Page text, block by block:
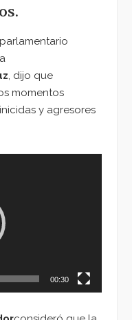
, dijo que
momentos
y agresores
00:30